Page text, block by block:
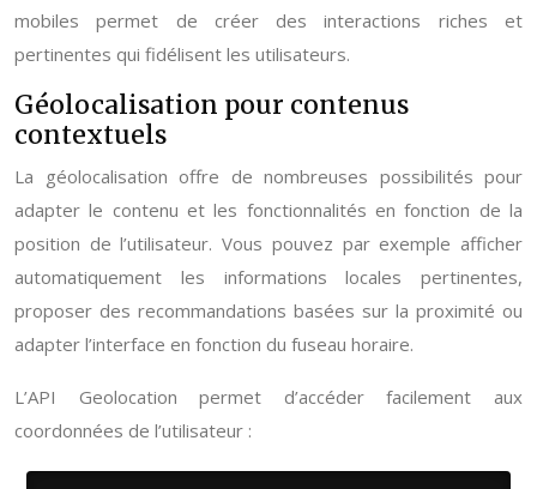
mobiles permet de créer des interactions riches et
pertinentes qui fidélisent les utilisateurs.
Géolocalisation pour contenus
contextuels
La géolocalisation offre de nombreuses possibilités pour
adapter le contenu et les fonctionnalités en fonction de la
position de l’utilisateur. Vous pouvez par exemple afficher
automatiquement les informations locales pertinentes,
proposer des recommandations basées sur la proximité ou
adapter l’interface en fonction du fuseau horaire.
L’API Geolocation permet d’accéder facilement aux
coordonnées de l’utilisateur :